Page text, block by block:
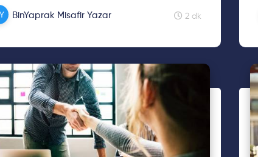
bilgilendirici yazımıza hemen göz atın.
BinYaprak Misafir Yazar 2 dk